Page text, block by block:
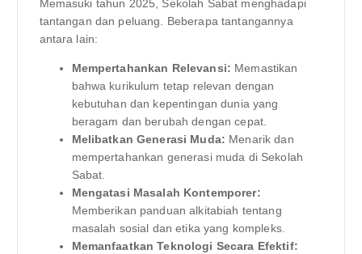
Memasuki tahun 2025, Sekolah Sabat menghadapi
tantangan dan peluang. Beberapa tantangannya
antara lain:
Mempertahankan Relevansi: Memastikan
bahwa kurikulum tetap relevan dengan
kebutuhan dan kepentingan dunia yang
beragam dan berubah dengan cepat.
Melibatkan Generasi Muda: Menarik dan
mempertahankan generasi muda di Sekolah
Sabat.
Mengatasi Masalah Kontemporer:
Memberikan panduan alkitabiah tentang
masalah sosial dan etika yang kompleks.
Memanfaatkan Teknologi Secara Efektif: